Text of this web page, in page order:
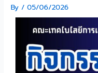
By/05/06/2026